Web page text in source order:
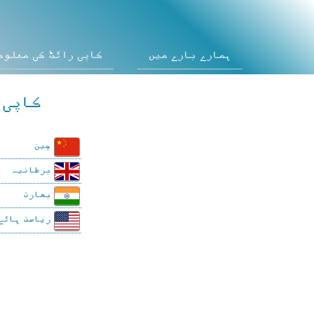
ہمارے بارے میں کاپی رائٹ کی
چین
برطانیہ
بھارت
ریاست